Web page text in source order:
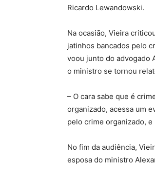
Ricardo Lewandowski.
Na ocasião, Vieira
jatinhos bancados pelo
voou junto do advogado
o ministro se tornou
– O cara sabe que é
organizado, acessa um
pelo crime organizado,
No fim da audiência,
esposa do ministro